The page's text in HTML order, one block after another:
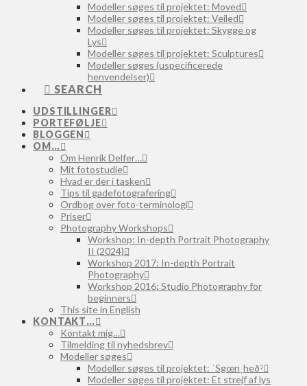
Modeller søges til projektet: Moved
Modeller søges til projektet: Veiled
Modeller søges til projektet: Skygge og
Lys
Modeller søges til projektet: Sculptures
Modeller søges (uspecificerede
henvendelser)
SEARCH
UDSTILLINGER
PORTEFØLJE
BLOGGEN
OM…
Om Henrik Delfer…
Mit fotostudie
Hvad er der i tasken
Tips til gadefotografering
Ordbog over foto-terminologi
Priser
Photography Workshops
Workshop: In-depth Portrait Photography
II (2024)
Workshop 2017: In-depth Portrait
Photography
Workshop 2016: Studio Photography for
beginners
This site in English
KONTAKT…
Kontakt mig…
Tilmelding til nyhedsbrev
Modeller søges
Modeller søges til projektet: ˈSgœnˌheðˀ
Modeller søges til projektet: Et strejf af lys